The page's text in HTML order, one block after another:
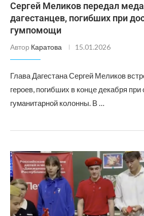
Сергей Меликов передал
дагестанцев, погибших при
гумпомощи
Автор Каратова 15.01.2026
Глава Дагестана Сергей Меликов
героев, погибших в конце декабря при
гуманитарной колонны. В …